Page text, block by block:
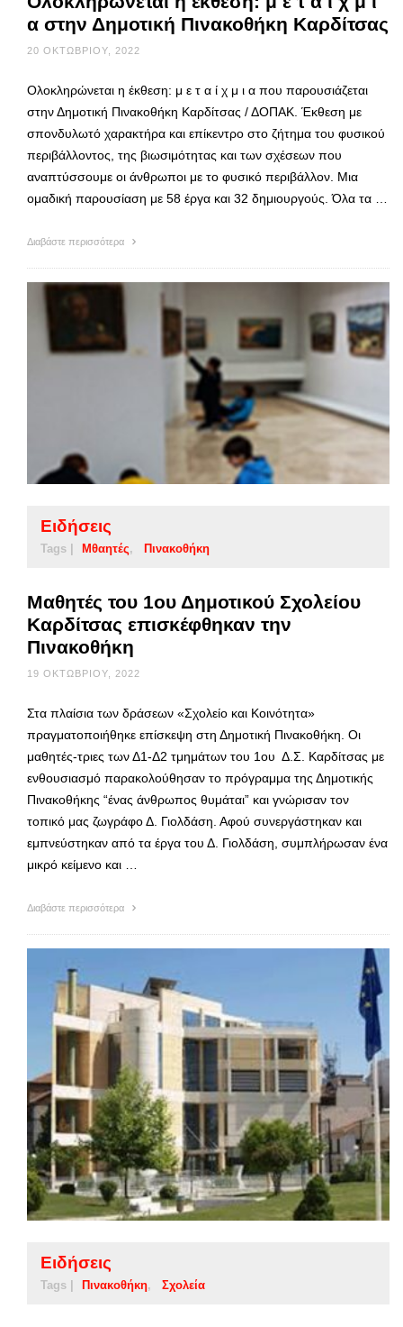
α στην Δημοτική Πινακοθήκη Καρδίτσας
20 ΟΚΤΩΒΡΊΟΥ, 2022
Ολοκληρώνεται η έκθεση: μ ε τ α ί χ μ ι α που παρουσιάζεται
στην Δημοτική Πινακοθήκη Καρδίτσας / ΔΟΠΑΚ. Έκθεση με
σπονδυλωτό χαρακτήρα και επίκεντρο στο ζήτημα του φυσικού
περιβάλλοντος, της βιωσιμότητας και των σχέσεων που
αναπτύσσουμε οι άνθρωποι με το φυσικό περιβάλλον. Μια
ομαδική παρουσίαση με 58 έργα και 32 δημιουργούς. Όλα τα …
Διαβάστε περισσότερα
Ειδήσεις
Tags | Μθαητές Πινακοθήκη
Mαθητές του 1ου Δημοτικού Σχολείου
Καρδίτσας επισκέφθηκαν την
Πινακοθήκη
19 ΟΚΤΩΒΡΊΟΥ, 2022
Στα πλαίσια των δράσεων «Σχολείο και Κοινότητα»
πραγματοποιήθηκε επίσκεψη στη Δημοτική Πινακοθήκη. Οι
μαθητές-τριες των Δ1-Δ2 τμημάτων του 1ου Δ.Σ. Καρδίτσας με
ενθουσιασμό παρακολούθησαν το πρόγραμμα της Δημοτικής
Πινακοθήκης “ένας άνθρωπος θυμάται” και γνώρισαν τον
τοπικό μας ζωγράφο Δ. Γιολδάση. Αφού συνεργάστηκαν και
εμπνεύστηκαν από τα έργα του Δ. Γιολδάση, συμπλήρωσαν ένα
μικρό κείμενο και …
Διαβάστε περισσότερα
Ειδήσεις
Tags | Πινακοθήκη Σχολεία